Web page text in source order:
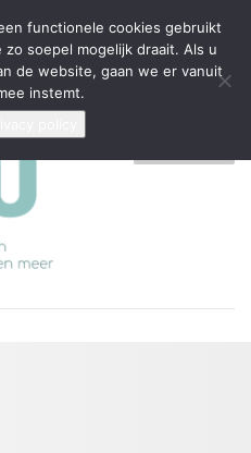
beperkt nieuwe zaken aannemen
Disclaimer Privacybeleid
functionele cookies gebruikt
soepel mogelijk draait. Als u
de website, gaan we er vanuit
instemt.